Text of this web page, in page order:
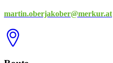
martin.oberjakober@merkur.at